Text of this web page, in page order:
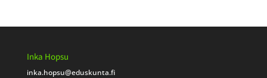
Inka Hopsu
inka.hopsu@eduskunta.fi